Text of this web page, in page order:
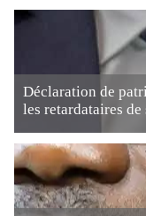
Déclaration de
les retardataires de